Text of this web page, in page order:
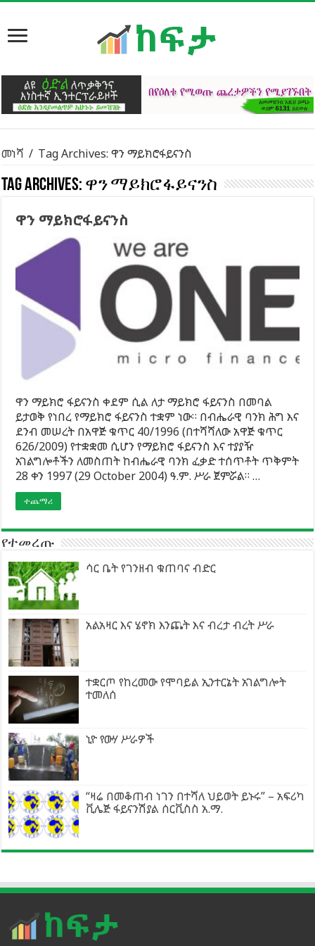
መነሻ / Tag Archives: ዋን ማይክሮፋይናንስ
Tag Archives: ዋን ማይክሮፋይናንስ
ዋን ማይክሮፋይናንስ
ዋን ማይክሮ ፋይናንስ ቀደም ሲል ለታ ማይክሮ ፋይናንስ በመባል
ይታወቅ የነበረ የማይክሮ ፋይናንስ ተቋም ነው። በብሔራዊ ባንክ ሕግ እና
ደንብ መሠረት በአዋጅ ቁጥር 40/1996 (በተሻሻለው አዋጅ ቁጥር
626/2009) የተቋቋመ ሲሆን የማይክሮ ፋይናንስ እና ተያያዥ
አገልግሎቶችን ለመስጠት ከብሔራዊ ባንክ ፈቃድ ተሰጥቶት ጥቅምት
28 ቀን 1997 (29 October 2004) ዓ.ም. ሥራ ጀምሯል። …
ተጨማሪ
የተመረጡ
ሳር ቤት የገንዘብ ቁጠባና ብድር
አልአዛር እና ሄኖክ እንጨት እና ብረታ ብረት ሥራ
ተቋርጦ የከረመው የሞባይል ኢንተርኔት አገልግሎት
ተመለሰ
ኒዮ የውሃ ሥራዎች
“ዛሬ በመቆጠብ ነገን በተሻለ ህይወት ይኑሩ” – አፍሪካ
ቪሌጅ ፋይናንሽያል ሰርቪስስ አ.ማ.